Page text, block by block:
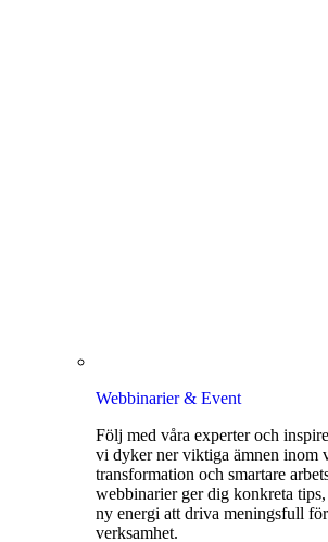
Webbinarier & Event
Följ med våra experter och
vi dyker ner viktiga ämnen inom
transformation och smartare
webbinarier ger dig konkreta
ny energi att driva meningsfull
verksamhet.